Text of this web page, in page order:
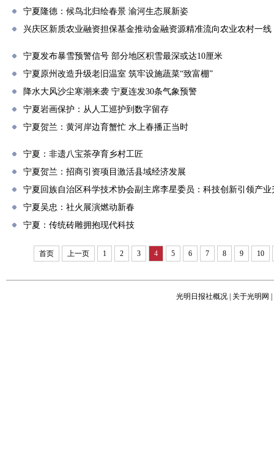
宁夏隆德：候鸟北归绘春景 渝河生态展新姿
兴庆区新质农业融资担保基金推动金融资源精准流向农业农村一线
宁夏发布暴雪预警信号 部分地区积雪最深或达10厘米
宁夏原州改造升级老旧温室 筑牢设施蔬菜“致富棚”
降水大风沙尘寒潮来袭 宁夏连发30条气象预警
宁夏岩画保护：从人工巡护到数字留存
宁夏贺兰：黄河岸边育蟹忙 水上春播正当时
宁夏：非遗八宝茶孕育乡村工匠
宁夏贺兰：招商引资项目激活县域经济发展
宁夏回族自治区科学技术协会副主席李星委员：科技创新引领产业
宁夏吴忠：社火展演燃动新春
宁夏：传统砖雕拥抱现代科技
首页 上一页 1 2 3 4 5 6 7 8 9 10
光明日报社概况 关于光明网